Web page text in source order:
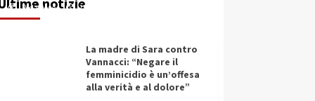
Redazione 15/06/2026
La madre di Sara contro
Vannacci: “Negare il
femminicidio è un’offesa
alla verità e al dolore”